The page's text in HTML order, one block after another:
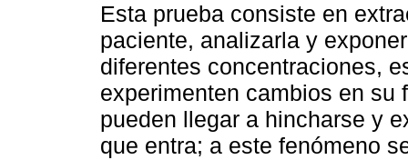
Esta prueba consiste en
paciente, analizarla y
diferentes concentraciones,
experimenten cambios en su
pueden llegar a hincharse y
que entra; a este fenómeno